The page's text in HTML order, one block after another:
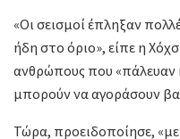
«Οι σεισμοί έπληξαν
ήδη στο όριο», είπε η
ανθρώπους που «πάλευαν
μπορούν να αγοράσουν
Τώρα, προειδοποίησε,